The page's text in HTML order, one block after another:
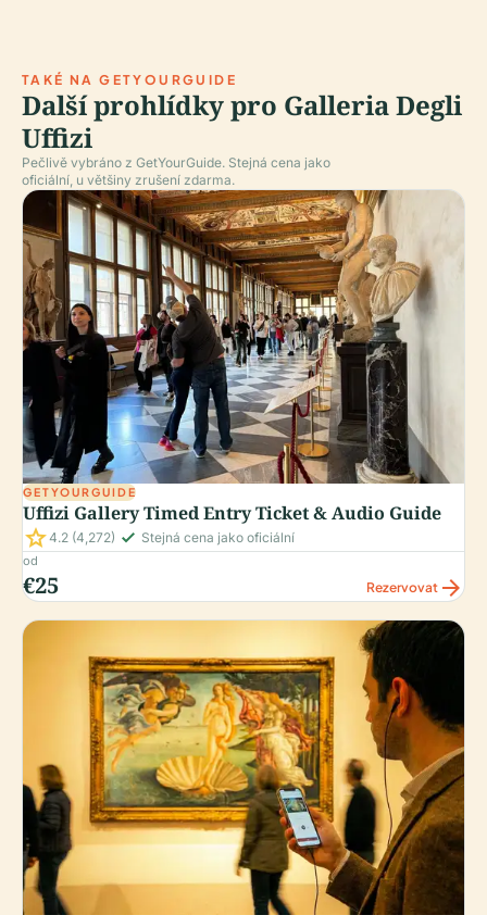
TAKÉ NA GETYOURGUIDE
Další prohlídky pro Galleria Degli
Uffizi
Pečlivě vybráno z GetYourGuide. Stejná cena jako
oficiální, u většiny zrušení zdarma.
GETYOURGUIDE
Uffizi Gallery Timed Entry Ticket & Audio Guide
star4.2 (4,272) check_small Stejná cena jako oficiální
od
€25 Rezervovat arrow_forward